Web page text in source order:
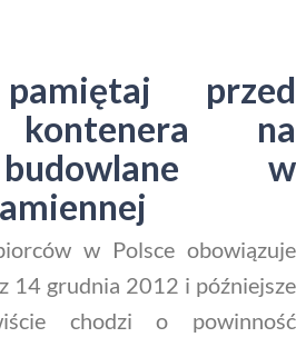
przed
kontenera na
w
w Polsce obowiązuje
14 grudnia 2012 i późniejsze
chodzi o powinność